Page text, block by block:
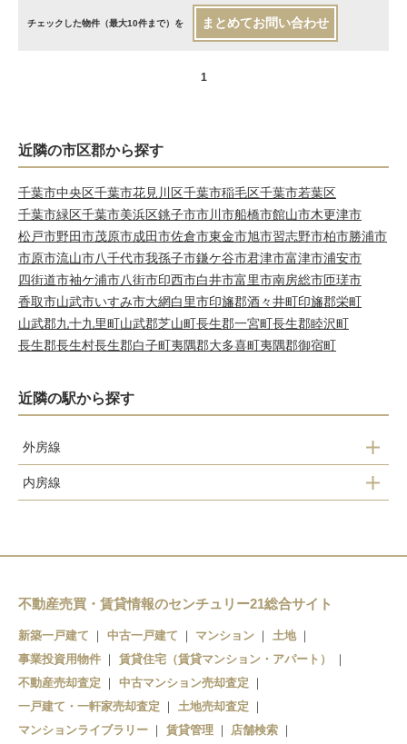
チェックした物件（最大10件まで）を まとめてお問い合わせ
1
近隣の市区郡から探す
千葉市中央区千葉市花見川区千葉市稲毛区千葉市若葉区
千葉市緑区千葉市美浜区銚子市市川市船橋市館山市木更津市
松戸市野田市茂原市成田市佐倉市東金市旭市習志野市柏市勝浦市
市原市流山市八千代市我孫子市鎌ケ谷市君津市富津市浦安市
四街道市袖ケ浦市八街市印西市白井市富里市南房総市匝瑳市
香取市山武市いすみ市大網白里市印旛郡酒々井町印旛郡栄町
山武郡九十九里町山武郡芝山町長生郡一宮町長生郡睦沢町
長生郡長生村長生郡白子町夷隅郡大多喜町夷隅郡御宿町
近隣の駅から探す
外房線
行川アイランド
内房線
江見
太海
安房鴨川
不動産売買・賃貸情報のセンチュリー21総合サイト
新築一戸建て 中古一戸建て マンション
土地
事業投資用物件
賃貸住宅（賃貸マンション・アパート）
不動産売却査定
中古マンション売却査定
一戸建て・一軒家売却査定
土地売却査定
マンションライブラリー
賃貸管理
店舗検索